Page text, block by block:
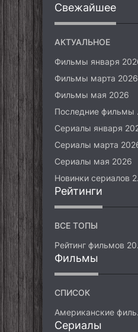
Свежайшее
АКТУАЛЬНОЕ
Фильмы января
Фильмы марта 2026
Фильмы мая 2026
Сериалы января
Сериалы марта
Сериалы мая 2026
Рейтинги
ВСЕ ТОПЫ
Фильмы
СПИСОК
Сериалы